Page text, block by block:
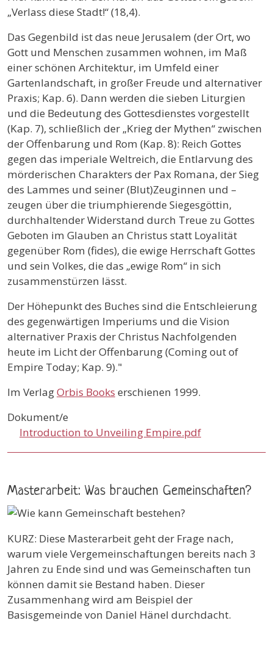
„Verlass diese Stadt!“ (18,4).
Das Gegenbild ist das neue Jerusalem (der Ort, wo
Gott und Menschen zusammen wohnen, im Maß
einer schönen Architektur, im Umfeld einer
Gartenlandschaft, in großer Freude und alternativer
Praxis; Kap. 6). Dann werden die sieben Liturgien
und die Bedeutung des Gottesdienstes vorgestellt
(Kap. 7), schließlich der „Krieg der Mythen“ zwischen
der Offenbarung und Rom (Kap. 8): Reich Gottes
gegen das imperiale Weltreich, die Entlarvung des
mörderischen Charakters der Pax Romana, der Sieg
des Lammes und seiner (Blut)Zeuginnen und –
zeugen über die triumphierende Siegesgöttin,
durchhaltender Widerstand durch Treue zu Gottes
Geboten im Glauben an Christus statt Loyalität
gegenüber Rom (fides), die ewige Herrschaft Gottes
und sein Volkes, die das „ewige Rom“ in sich
zusammenstürzen lässt.
Der Höhepunkt des Buches sind die Entschleierung
des gegenwärtigen Imperiums und die Vision
alternativer Praxis der Christus Nachfolgenden
heute im Licht der Offenbarung (Coming out of
Empire Today; Kap. 9)."
Im VerlagOrbis Books erschienen 1999.
Dokument/e
Introduction to Unveiling Empire.pdf
Masterarbeit: Was brauchen Gemeinschaften?
KURZ: Diese Masterarbeit geht der Frage nach,
warum viele Vergemeinschaftungen bereits nach 3
Jahren zu Ende sind und was Gemeinschaften tun
können damit sie Bestand haben. Dieser
Zusammenhang wird am Beispiel der
Basisgemeinde von Daniel Hänel durchdacht.